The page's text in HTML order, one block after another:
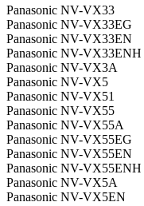
Panasonic NV-VX33
Panasonic NV-VX33EG
Panasonic NV-VX33EN
Panasonic NV-VX33ENH
Panasonic NV-VX3A
Panasonic NV-VX5
Panasonic NV-VX51
Panasonic NV-VX55
Panasonic NV-VX55A
Panasonic NV-VX55EG
Panasonic NV-VX55EN
Panasonic NV-VX55ENH
Panasonic NV-VX5A
Panasonic NV-VX5EN